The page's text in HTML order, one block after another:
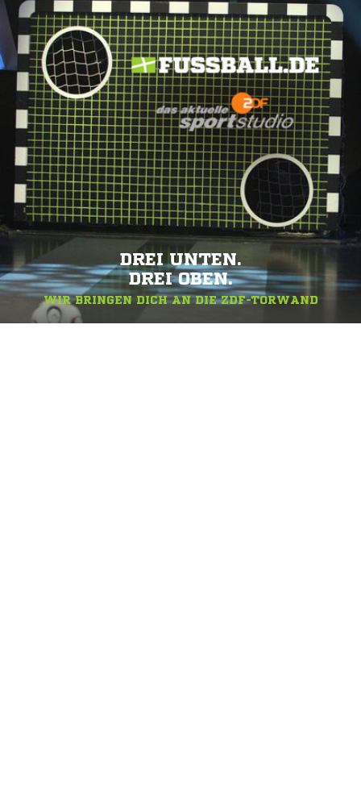
DREI UNTEN.
DREI OBEN.
WIR BRINGEN DICH AN DIE ZDF-TORWAND